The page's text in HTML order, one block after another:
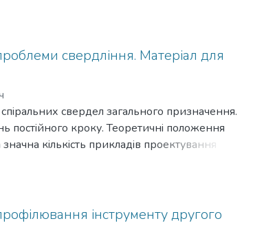
свердлiння. Матерiал для
свердел загального призначення.
постiйного кроку. Теоретичнi положення
кiлькiсть прикладiв проектування
осьового iнструмента. Для викладачiв
iнструменту другого